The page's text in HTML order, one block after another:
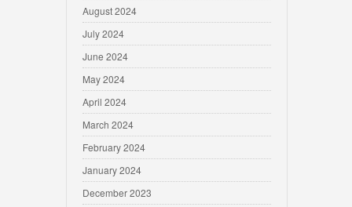
August 2024
July 2024
June 2024
May 2024
April 2024
March 2024
February 2024
January 2024
December 2023